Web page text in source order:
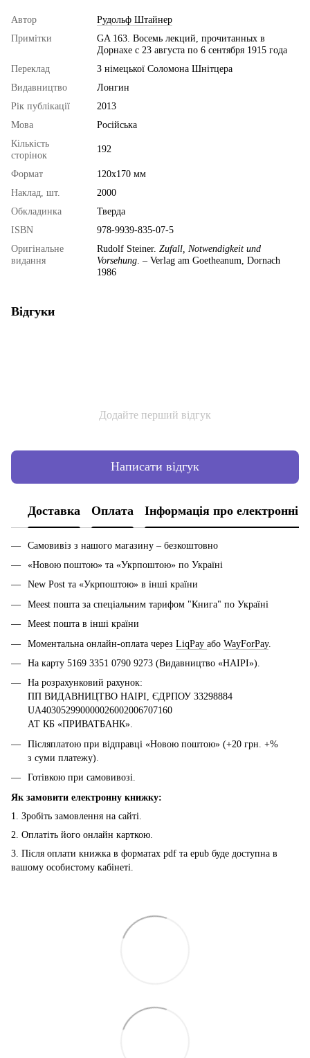
Автор
Рудольф Штайнер
Примітки
GA 163. Восемь лекций, прочитанных в
Дорнахе с 23 августа по 6 сентября 1915 года
Переклад
З німецької Соломона Шнітцера
Видавництво
Лонгин
Рік публікації
2013
Мова
Російська
Кількість
сторінок
192
Формат
120х170 мм
Наклад, шт.
2000
Обкладинка
Тверда
ISBN
978-9939-835-07-5
Оригінальне
видання
Rudolf Steiner. Zufall, Notwendigkeit und
Vorsehung . – Verlag am Goetheanum, Dornach
1986
Відгуки
Додайте перший відгук
Написати відгук
Доставка Оплата Інформація про електронні
Самовивіз з нашого магазину – безкоштовно
«Новою поштою» та «Укрпоштою» по Україні
New Post та «Укрпоштою» в інші країни
Meest пошта за спеціальним тарифом "Книга" по Україні
Meest пошта в інші країни
Моментальна онлайн-оплата через LiqPay або WayForPay.
На карту 5169 3351 0790 9273 (Видавництво «НАІРІ»).
На розрахунковий рахунок:
ПП ВИДАВНИЦТВО НАІРІ, ЄДРПОУ 33298884
UA403052990000026002006707160
АТ КБ «ПРИВАТБАНК».
Післяплатою при відправці «Новою поштою» (+20 грн. +%
з суми платежу).
Готівкою при самовивозі.
Як замовити електронну книжку:
1. Зробіть замовлення на сайті.
2. Оплатіть його онлайн карткою.
3. Після оплати книжка в форматах pdf та epub буде доступна в
вашому особистому кабінеті.